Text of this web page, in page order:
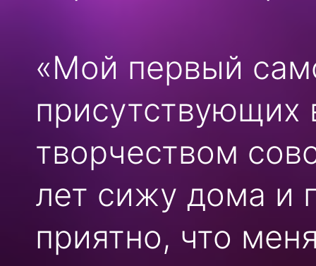
«Мой первый
присутствующих
творчеством
лет сижу дома и
приятно, что